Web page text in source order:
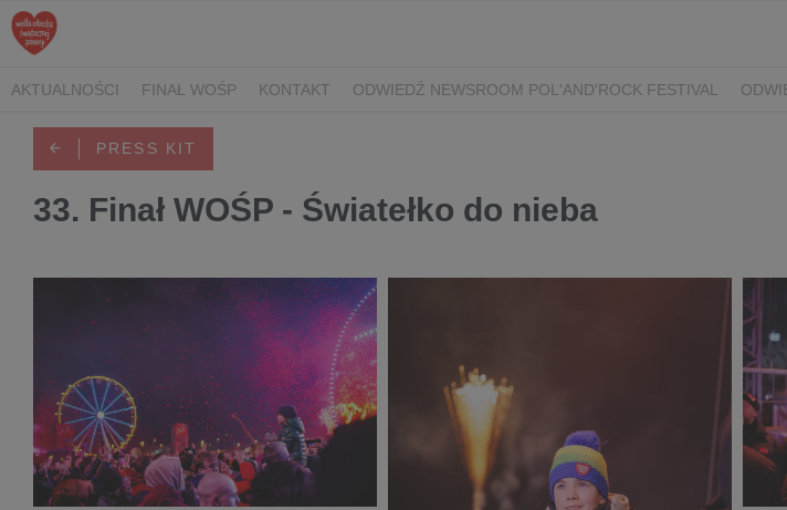
AKTUALNOŚCI FINAŁ WOŚP KONTAKT ODWIEDŹ NEWSROOM POL'AND'ROCK FESTIVAL
PRESS KIT
33. Finał WOŚP - Światełko do nieba